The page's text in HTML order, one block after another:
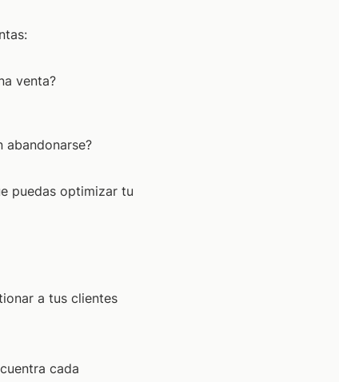
venta?
abandonarse?
puedas optimizar tu
a tus clientes
cada